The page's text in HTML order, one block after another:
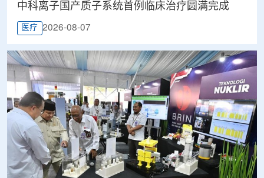
中科离子国产质子系统首例临床治疗圆满完成
医疗 2026-08-07